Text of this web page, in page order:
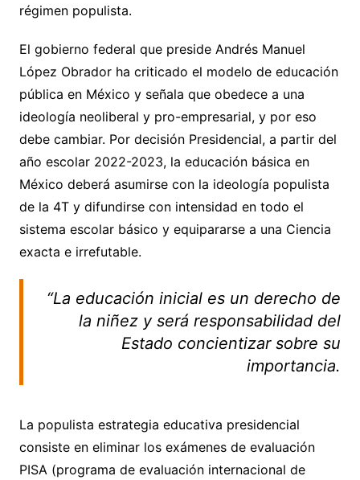
régimen populista.
El gobierno federal que preside Andrés Manuel
López Obrador ha criticado el modelo de educación
pública en México y señala que obedece a una
ideología neoliberal y pro-empresarial, y por eso
debe cambiar. Por decisión Presidencial, a partir del
año escolar 2022-2023, la educación básica en
México deberá asumirse con la ideología populista
de la 4T y difundirse con intensidad en todo el
sistema escolar básico y equipararse a una Ciencia
exacta e irrefutable.
“La educación inicial es un derecho de
la niñez y será responsabilidad del
Estado concientizar sobre su
importancia.
La populista estrategia educativa presidencial
consiste en eliminar los exámenes de evaluación
PISA (programa de evaluación internacional de